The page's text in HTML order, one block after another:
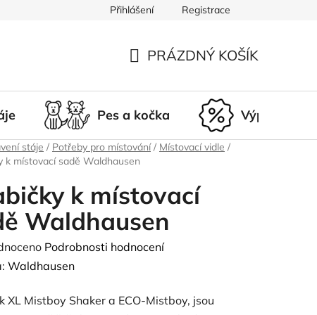
Doprava a platba Nepřevzetí zásilky
Přihlášení Registrace
KOŠÍK
PRÁZDNÝ KOŠÍK
Pes a kočka Výprodej
stáje / Potřeby pro místování / Místovací vidle /
k místovací sadě Waldhausen
k místovací
Waldhausen
Podrobnosti hodnocení
Waldhausen
XL Mistboy Shaker a ECO-Mistboy, jsou